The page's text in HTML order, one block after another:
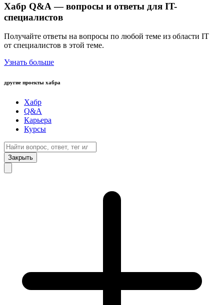
Хабр Q&A — вопросы и ответы для IT-
специалистов
Получайте ответы на вопросы по любой теме из области IT
от специалистов в этой теме.
Узнать больше
другие проекты хабра
Хабр
Q&A
Карьера
Курсы
Закрыть